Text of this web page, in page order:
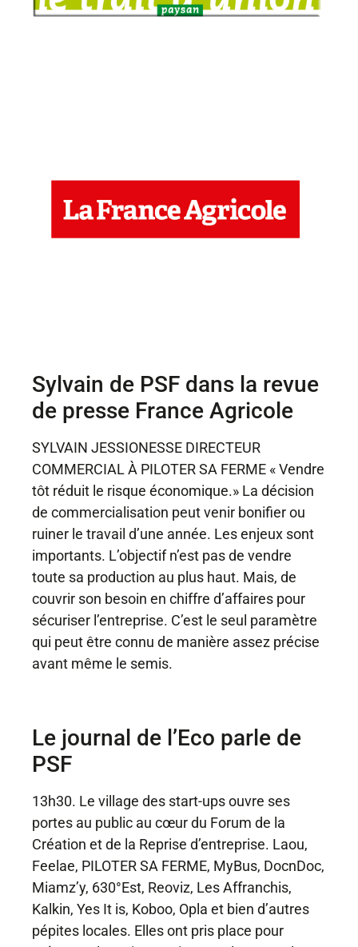
Sylvain de PSF dans la revue
de presse France Agricole
SYLVAIN JESSIONESSE DIRECTEUR
COMMERCIAL À PILOTER SA FERME « Vendre
tôt réduit le risque économique.» La décision
de commercialisation peut venir bonifier ou
ruiner le travail d’une année. Les enjeux sont
importants. L’objectif n’est pas de vendre
toute sa production au plus haut. Mais, de
couvrir son besoin en chiffre d’affaires pour
sécuriser l’entreprise. C’est le seul paramètre
qui peut être connu de manière assez précise
avant même le semis.
Le journal de l’Eco parle de
PSF
13h30. Le village des start-ups ouvre ses
portes au public au cœur du Forum de la
Création et de la Reprise d’entreprise. Laou,
Feelae, PILOTER SA FERME, MyBus, DocnDoc,
Miamz’y, 630°Est, Reoviz, Les Affranchis,
Kalkin, Yes It is, Koboo, Opla et bien d’autres
pépites locales. Elles ont pris place pour